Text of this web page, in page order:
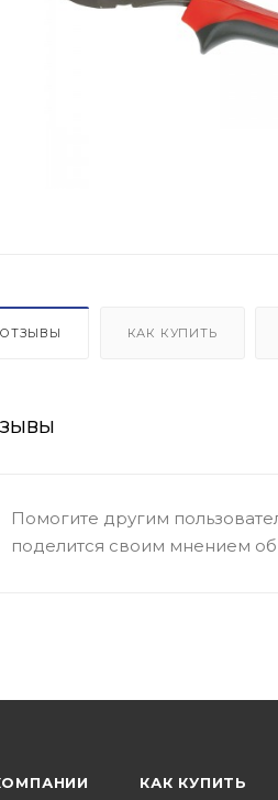
ОТЗЫВЫ КАК КУПИТЬ
Помогите другим
поделится своим мнением
КАК КУПИТЬ